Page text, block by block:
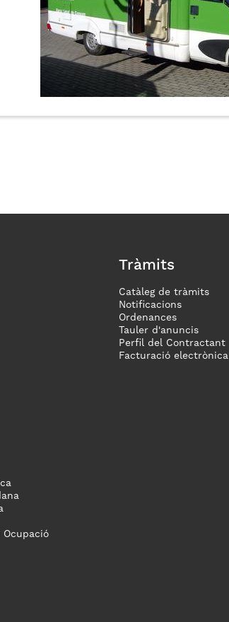
Ocupació
Tràmits
Catàleg de tràmits
Notificacions
Ordenances
Tauler d'anuncis
Perfil del Contractant
Facturació electrònica